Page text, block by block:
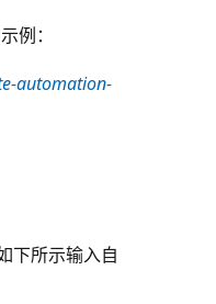
例：
automation-
下所示输入自